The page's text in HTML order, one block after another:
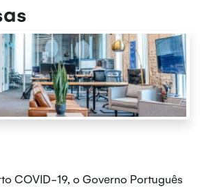
COVID-19, o Governo Português